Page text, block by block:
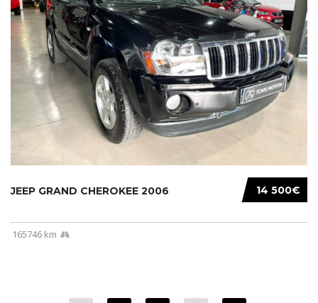
14 500€
JEEP GRAND CHEROKEE 2006
165746 km